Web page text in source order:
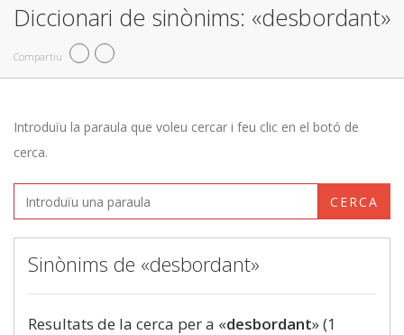
Diccionari de sinònims: «desbordant»
Compartiu
Introduïu la paraula que voleu cercar i feu clic en el botó de
cerca.
CERCA
Sinònims de «desbordant»
Resultats de la cerca per a «desbordant» (1